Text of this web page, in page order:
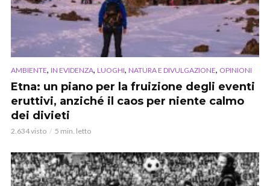
AMBIENTE, IN EVIDENZA, LUOGHI, NATURA E DIVULGAZIONE, OPINIONI
Etna: un piano per la fruizione degli eventi
eruttivi, anziché il caos per niente calmo
dei divieti
2.634 visto 5 min. letto